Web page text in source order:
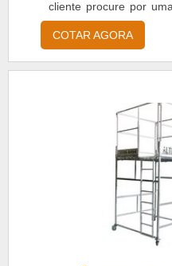
cliente procure por
Escala Andaimes e
especializada nesse
a exercer suas
respeito às
clientes.DENTRE AS
DO MERCADOA .
COTAR AGORA